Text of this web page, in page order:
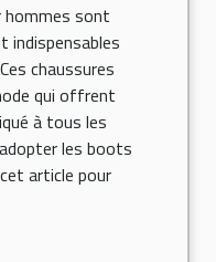
hommes sont
indispensables
chaussures
qui offrent
à tous les
les boots
article pour